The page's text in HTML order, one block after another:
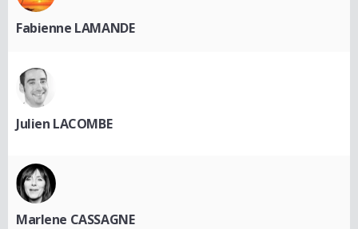
Fabienne LAMANDE
Julien LACOMBE
Marlene CASSAGNE